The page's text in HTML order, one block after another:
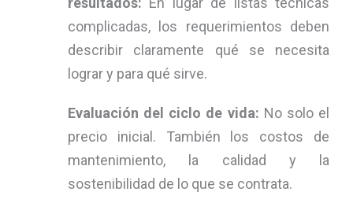
complicadas, los requerimientos deben
describir claramente qué se necesita
lograr y para qué sirve.
Evaluación del ciclo de vida: No solo el
precio inicial. También los costos de
mantenimiento, la calidad y la
sostenibilidad de lo que se contrata.